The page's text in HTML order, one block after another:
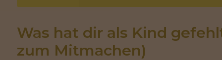
Was hat dir als Kind
zum Mitmachen)